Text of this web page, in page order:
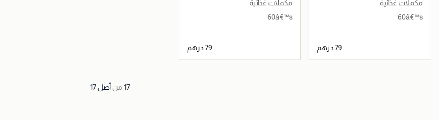
مكملات غذائية
60â€™s
مكملات غذائية
60â€™s
17 من أصل 17